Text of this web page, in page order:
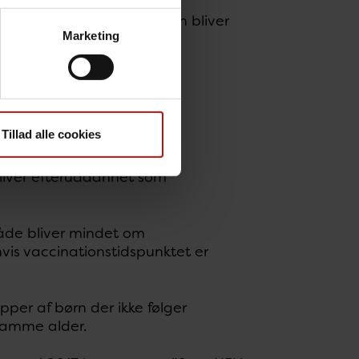
Marketing
Tillad alle cookies
tid. Og vi håber, at den bliver
efteruddannet som
bliver mindet om
vaccinationstidspunktet er
af børn der ikke følger
alder.